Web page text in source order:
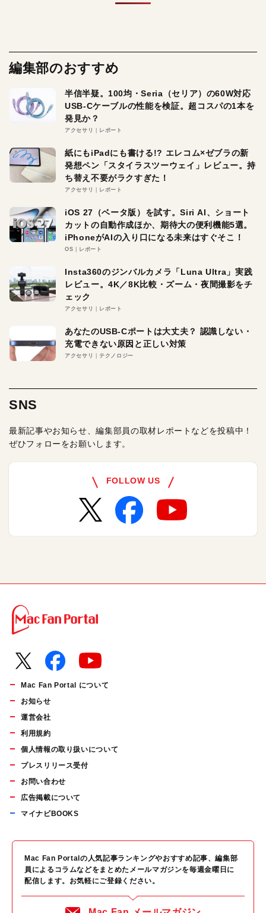
編集部のおすすめ
半信半疑。100均・Seria（セリア）の60W対応
USB-Cケーブルの性能を検証。超コスパの1本を
発見か？
アクセサリ レポート
紙にもiPadにも書ける!? エレコム×ゼブラの新
発想ペン「スタイラスツーウェイ」レビュー。持
ち替え不要がラクすぎた！
アクセサリ レポート
iOS 27（ベータ版）を試す。Siri AI、ショート
カットの自動作成ほか、期待大の便利機能5選。
iPhoneがAIの入り口になる未来はすぐそこ！
OS レポート
Insta360のジンバルカメラ「Luna Ultra」実践
レビュー。4K／8K比較・ズーム・夜間撮影をチ
ェック
アクセサリ レポート
あなたのUSB-Cポートは大丈夫？ 認識しない・
充電できない原因と正しい対策
アクセサリ テクノロジー
SNS
最新記事やお知らせ、編集部員の取材レポートなどを投稿中！
ぜひフォローをお願いします。
FOLLOW US
Mac Fan Portal について
お知らせ
運営会社
利用規約
個人情報の取り扱いについて
プレスリリース受付
お問い合わせ
広告掲載について
マイナビBOOKS
Mac Fan Portalの人気記事ランキングやおすすめ記事、編集部
員によるコラムなどをまとめたメールマガジンを毎週金曜日に
配信します。お気軽にご登録ください。